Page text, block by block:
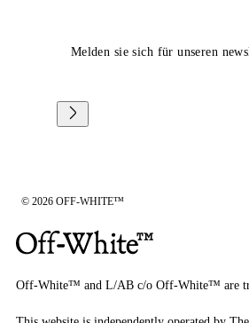
Melden sie sich für unseren
© 2026 OFF-WHITE™
Off-White™ and L/AB c/o Off-White™ are